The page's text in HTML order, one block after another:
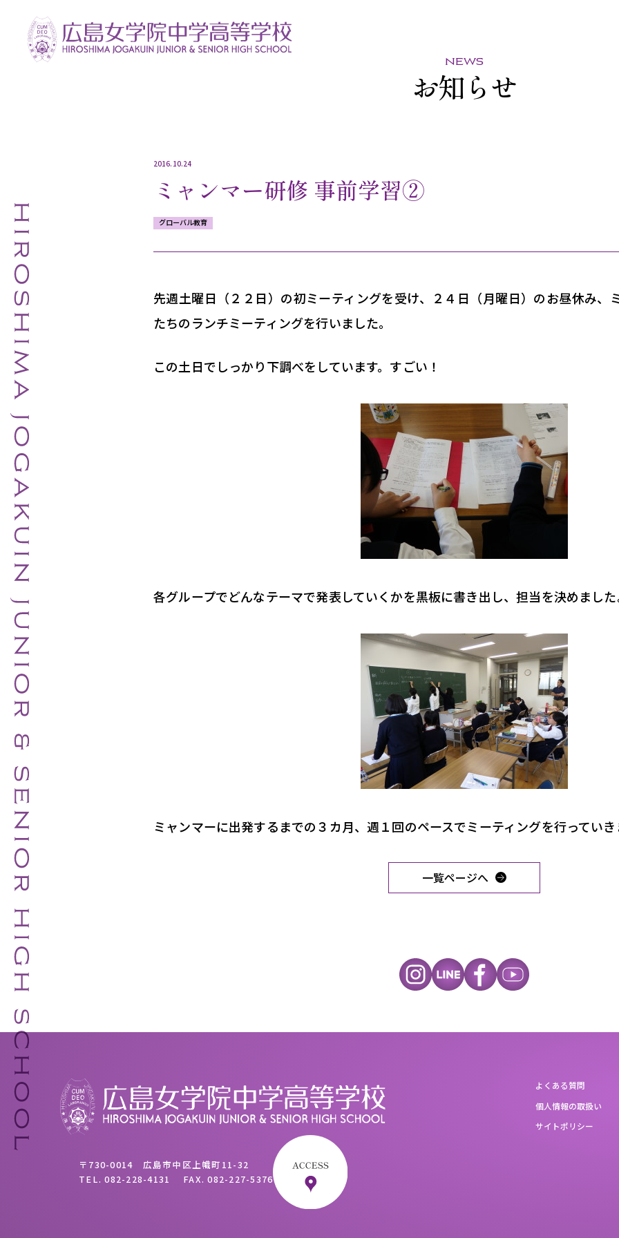
news
お知らせ
2016.10.24
ミャンマー研修 事前学習②
グローバル教育
先週土曜日（２２日）の初ミーティングを受け、２４日（月曜日）のお昼休み、
たちのランチミーティングを行いました。
この土日でしっかり下調べをしています。すごい！
各グループでどんなテーマで発表していくかを黒板に書き出し、担当を決めまし
ミャンマーに出発するまでの３カ月、週１回のペースでミーティングを行っていき
一覧ページへ
〒730-0014 広島市中区上幟町11-32
TEL.082-228-4131 FAX.082-227-5376
よくある質問
個人情報の取扱い
サイトポリシー